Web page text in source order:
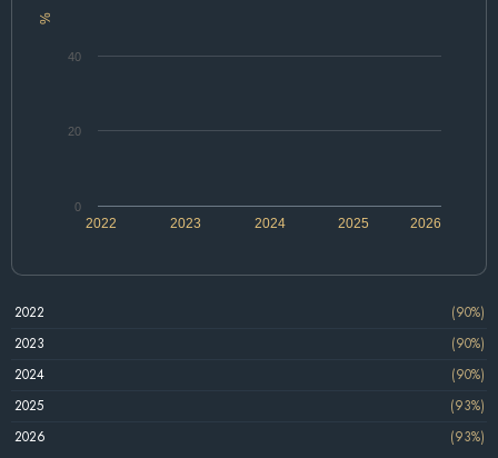
%
2022 2024 2026
2023 2025
0
20
40
2022
(90%)
2023
(90%)
2024
(90%)
2025
(93%)
2026
(93%)